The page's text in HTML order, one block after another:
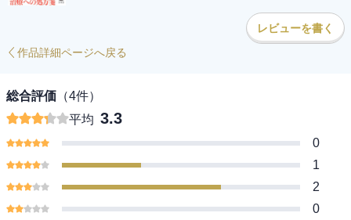
レビューを書く
作品詳細ページへ戻る
総合評価 （4件）
平均 3.3
0
1
2
0